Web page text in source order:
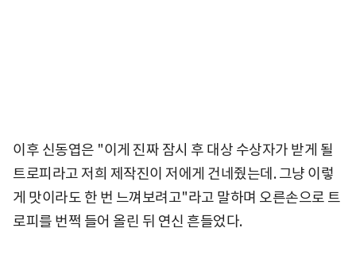
이후 신동엽은 "이게 진짜 잠시 후 대상 수상자가 받게 될
트로피라고 저희 제작진이 저에게 건네줬는데. 그냥 이렇
게 맛이라도 한 번 느껴보려고"라고 말하며 오른손으로 트
로피를 번쩍 들어 올린 뒤 연신 흔들었다.